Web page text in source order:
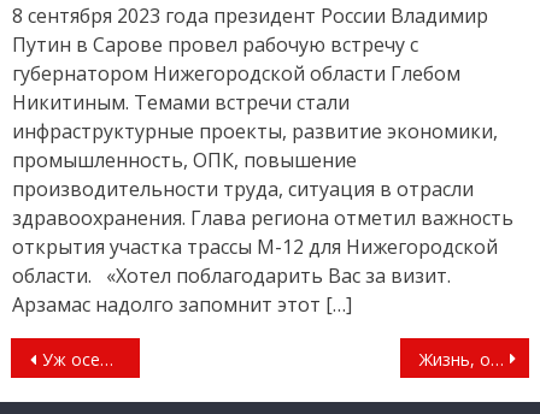
8 сентября 2023 года президент России Владимир
Путин в Сарове провел рабочую встречу с
губернатором Нижегородской области Глебом
Никитиным. Темами встречи стали
инфраструктурные проекты, развитие экономики,
промышленность, ОПК, повышение
производительности труда, ситуация в отрасли
здравоохранения. Глава региона отметил важность
открытия участка трассы М-12 для Нижегородской
области. «Хотел поблагодарить Вас за визит.
Арзамас надолго запомнит этот […]
Навигация
по
Уж осень пришла, а асфальта все нет Жизнь, отданная городу